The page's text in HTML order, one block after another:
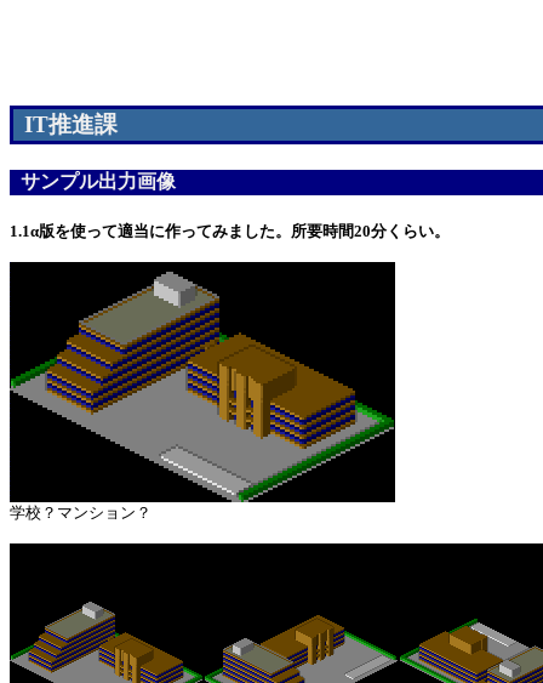
IT推進課
サンプル出力画像
1.1α版を使って適当に作ってみました。所要時間20分くらい。
学校？マンション？